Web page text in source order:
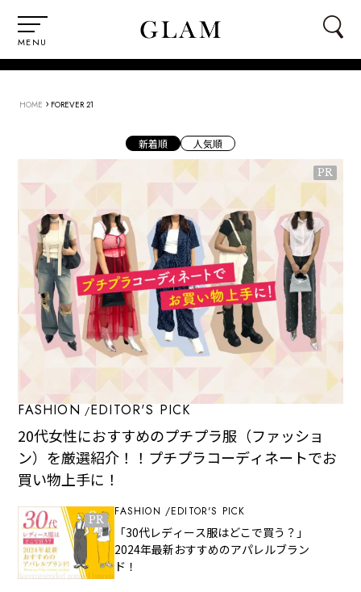
MENU
HOME › FOREVER 21
新着順 人気順
PR
FASHION EDITOR'S PICK
20代女性におすすめのプチプラ服（ファッショ
ン）を厳選紹介！！プチプラコーディネートでお
買い物上手に！
PR
FASHION EDITOR'S PICK
「30代レディース服はどこで買う？」
2024年最新おすすめのアパレルブラン
ド！